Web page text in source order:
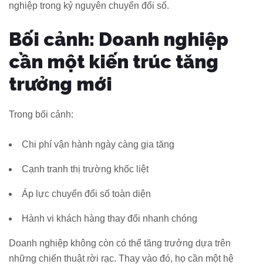
nghiệp trong kỷ nguyên chuyển đổi số.
Bối cảnh: Doanh nghiệp
cần một kiến trúc tăng
trưởng mới
Trong bối cảnh:
Chi phí vận hành ngày càng gia tăng
Cạnh tranh thị trường khốc liệt
Áp lực chuyển đổi số toàn diện
Hành vi khách hàng thay đổi nhanh chóng
Doanh nghiệp không còn có thể tăng trưởng dựa trên
những chiến thuật rời rạc. Thay vào đó, họ cần một hệ